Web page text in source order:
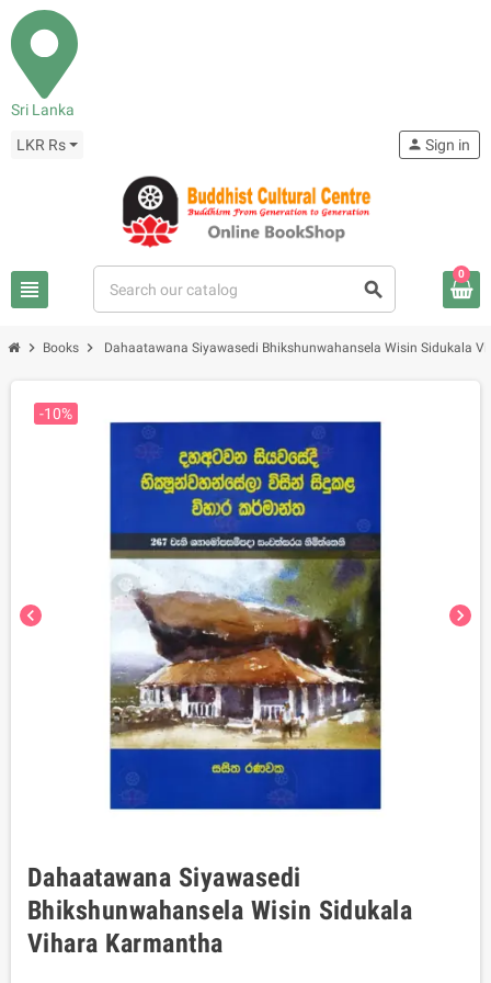
Sri Lanka
LKR Rs
view_headline search
person Sign in
0
chevron_right Books chevron_right Dahaatawana Siyawasedi Bhikshunwahansela Wisin Sidukala
chevron_left chevron_right
-10%
Dahaatawana Siyawasedi
Bhikshunwahansela Wisin Sidukala
Vihara Karmantha